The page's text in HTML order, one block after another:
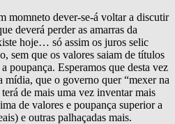
momneto dever-se-á voltar a discutir
deverá perder as amarras da
hoje… só assim os juros selic
sem que os valores saiam de títulos
poupança. Esperamos que desta vez
que o governo quer “mexer na
de mais uma vez inventar mais
de valores e poupança superior a
e outras palhaçadas mais.